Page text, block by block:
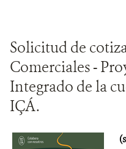
Solicitud de
Comerciales -
Integrado de la
IÇÁ.